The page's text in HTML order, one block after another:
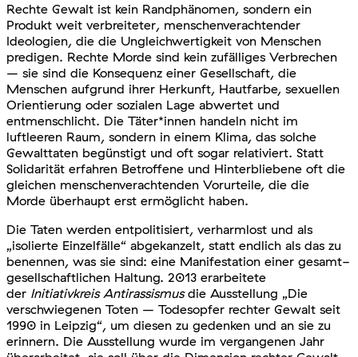
Rechte Gewalt ist kein Randphänomen, sondern ein
Produkt weit verbreiteter, menschenverachtender
Ideologien, die die Ungleichwertigkeit von Menschen
predigen. Rechte Morde sind kein zufälliges Verbrechen
– sie sind die Konsequenz einer Gesellschaft, die
Menschen aufgrund ihrer Herkunft, Hautfarbe, sexuellen
Orientierung oder sozialen Lage abwertet und
entmenschlicht. Die Täter*innen handeln nicht im
luftleeren Raum, sondern in einem Klima, das solche
Gewalttaten begünstigt und oft sogar relativiert. Statt
Solidarität erfahren Betroffene und Hinterbliebene oft die
gleichen menschenverachtenden Vorurteile, die die
Morde überhaupt erst ermöglicht haben.
Die Taten werden entpolitisiert, verharmlost und als
„isolierte Einzelfälle“ abgekanzelt, statt endlich als das zu
benennen, was sie sind: eine Manifestation einer gesamt-
gesellschaftlichen Haltung. 2013 erarbeitete
der Initiativkreis Antirassismusdie Ausstellung „Die
verschwiegenen Toten – Todesopfer rechter Gewalt seit
1990 in Leipzig“, um diesen zu gedenken und an sie zu
erinnern. Die Ausstellung wurde im vergangenen Jahr